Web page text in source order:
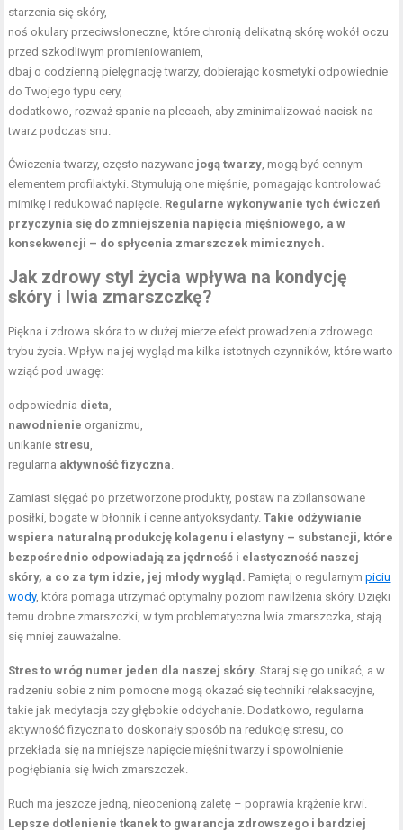
starzenia się skóry,
noś okulary przeciwsłoneczne, które chronią delikatną skórę wokół oczu
przed szkodliwym promieniowaniem,
dbaj o codzienną pielęgnację twarzy, dobierając kosmetyki odpowiednie
do Twojego typu cery,
dodatkowo, rozważ spanie na plecach, aby zminimalizować nacisk na
twarz podczas snu.
Ćwiczenia twarzy, często nazywane jogą twarzy , mogą być cennym
elementem profilaktyki. Stymulują one mięśnie, pomagając kontrolować
mimikę i redukować napięcie. Regularne wykonywanie tych ćwiczeń
przyczynia się do zmniejszenia napięcia mięśniowego, a w
konsekwencji – do spłycenia zmarszczek mimicznych.
Jak zdrowy styl życia wpływa na kondycję
skóry i lwia zmarszczkę?
Piękna i zdrowa skóra to w dużej mierze efekt prowadzenia zdrowego
trybu życia. Wpływ na jej wygląd ma kilka istotnych czynników, które warto
wziąć pod uwagę:
odpowiednia dieta
nawodnienie organizmu,
unikanie stresu
regularna aktywność fizyczna
Zamiast sięgać po przetworzone produkty, postaw na zbilansowane
posiłki, bogate w błonnik i cenne antyoksydanty.Takie odżywianie
wspiera naturalną produkcję kolagenu i elastyny – substancji, które
bezpośrednio odpowiadają za jędrność i elastyczność naszej
skóry, a co za tym idzie, jej młody wygląd. Pamiętaj o regularnympiciu
wody, która pomaga utrzymać optymalny poziom nawilżenia skóry. Dzięki
temu drobne zmarszczki, w tym problematyczna lwia zmarszczka, stają
się mniej zauważalne.
Stres to wróg numer jeden dla naszej skóry. Staraj się go unikać, a w
radzeniu sobie z nim pomocne mogą okazać się techniki relaksacyjne,
takie jak medytacja czy głębokie oddychanie. Dodatkowo, regularna
aktywność fizyczna to doskonały sposób na redukcję stresu, co
przekłada się na mniejsze napięcie mięśni twarzy i spowolnienie
pogłębiania się lwich zmarszczek.
Ruch ma jeszcze jedną, nieocenioną zaletę – poprawia krążenie krwi.
Lepsze dotlenienie tkanek to gwarancja zdrowszego i bardziej